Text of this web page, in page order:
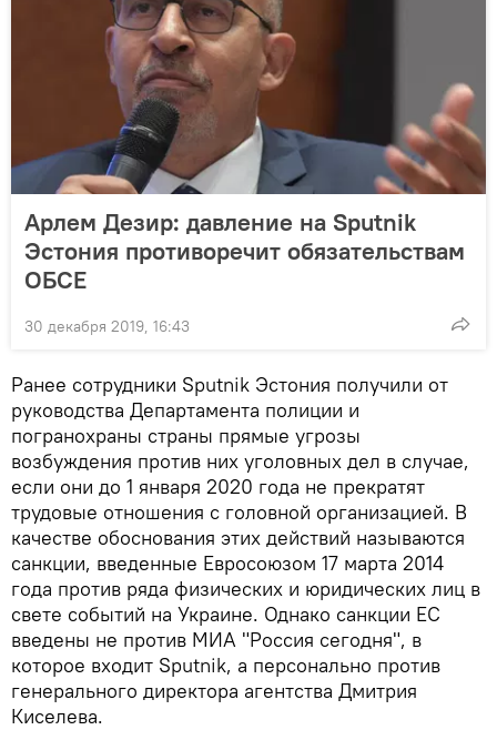
Арлем Дезир: давление на Sputnik
Эстония противоречит обязательствам
ОБСЕ
30 декабря 2019, 16:43
Ранее сотрудники Sputnik Эстония получили от
руководства Департамента полиции и
погранохраны страны прямые угрозы
возбуждения против них уголовных дел в случае,
если они до 1 января 2020 года не прекратят
трудовые отношения с головной организацией. В
качестве обоснования этих действий называются
санкции, введенные Евросоюзом 17 марта 2014
года против ряда физических и юридических лиц в
свете событий на Украине. Однако санкции ЕС
введены не против МИА "Россия сегодня", в
которое входит Sputnik, а персонально против
генерального директора агентства Дмитрия
Киселева.